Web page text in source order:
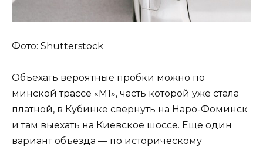
Фото: Shutterstock
Объехать вероятные пробки можно по
минской трассе «М1», часть которой уже стала
платной, в Кубинке свернуть на Наро-Фоминск
и там выехать на Киевское шоссе. Еще один
вариант объезда — по историческому